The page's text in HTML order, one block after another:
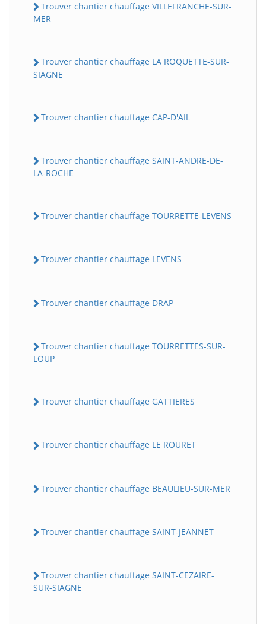
Trouver chantier chauffage VILLEFRANCHE-SUR-
MER
Trouver chantier chauffage LA ROQUETTE-SUR-
SIAGNE
Trouver chantier chauffage CAP-D'AIL
Trouver chantier chauffage SAINT-ANDRE-DE-
LA-ROCHE
Trouver chantier chauffage TOURRETTE-LEVENS
Trouver chantier chauffage LEVENS
Trouver chantier chauffage DRAP
Trouver chantier chauffage TOURRETTES-SUR-
LOUP
Trouver chantier chauffage GATTIERES
Trouver chantier chauffage LE ROURET
Trouver chantier chauffage BEAULIEU-SUR-MER
Trouver chantier chauffage SAINT-JEANNET
Trouver chantier chauffage SAINT-CEZAIRE-
SUR-SIAGNE